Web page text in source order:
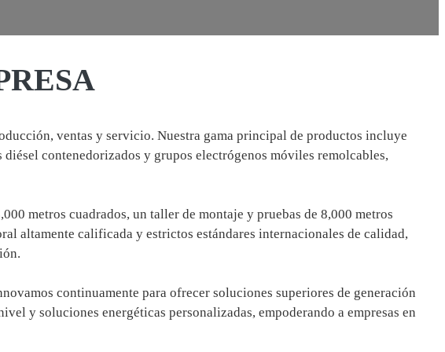
ventas y servicio. Nuestra gama principal de productos incluye
contenedorizados y grupos electrógenos móviles remolcables,
metros cuadrados, un taller de montaje y pruebas de 8,000 metros
altamente calificada y estrictos estándares internacionales de calidad,
continuamente para ofrecer soluciones superiores de generación
y soluciones energéticas personalizadas, empoderando a empresas en